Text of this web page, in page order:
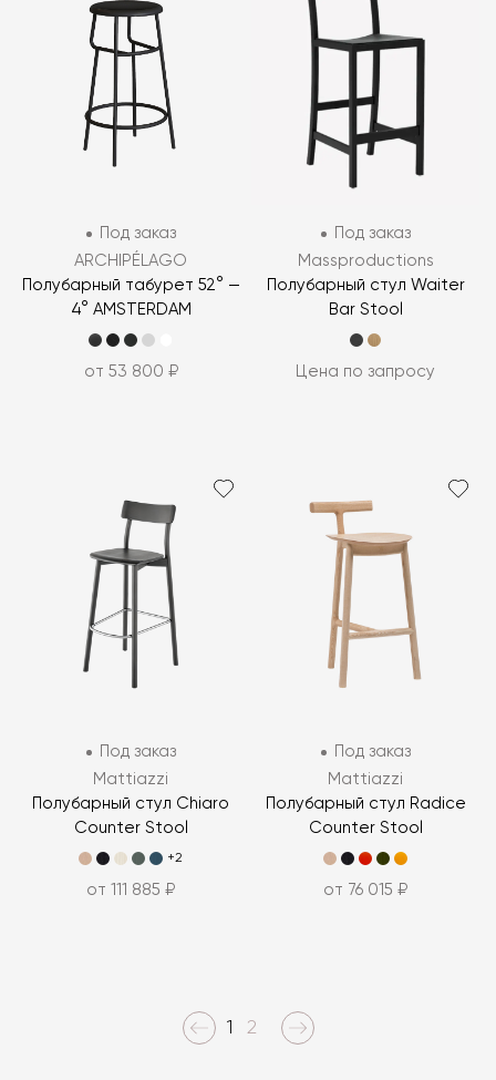
Под заказ
ARCHIPÉLAGO
Полубарный табурет 52° —
4° AMSTERDAM
от 53 800 ₽
Под заказ
Massproductions
Полубарный стул Waiter
Bar Stool
Цена по запросу
Под заказ
Mattiazzi
Полубарный стул Chiaro
Counter Stool
+2
от 111 885 ₽
Под заказ
Mattiazzi
Полубарный стул Radice
Counter Stool
от 76 015 ₽
1 2